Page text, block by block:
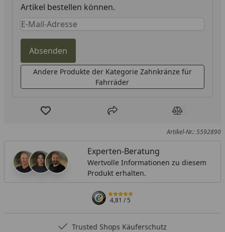
Artikel bestellen können.
Keine Eingabe erforderlich
Eingabe erforderlich
Absenden
Andere Produkte der Kategorie Zahnkränze für
Fahrräder
Produkt zur Wunschliste hinzufügen
Teilen Produkt
Artikel-Nr.: 5592890
Experten-Beratung
Wertvolle Informationen zu diesem
Produkt erhalten.
4,81/ 5
Trusted Shops Käuferschutz